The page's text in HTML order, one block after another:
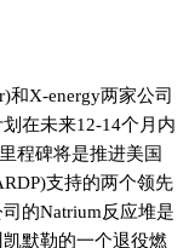
和X-energy两家公司
在未来12-14个月内
程碑将是推进美国
支持的两个领先
的Natrium反应堆是
默勒的一个退役燃